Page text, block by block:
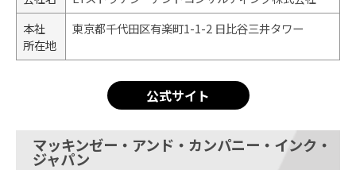
本社
所在地
東京都千代田区有楽町1-1-2 日比谷三井タワー
公式サイト
マッキンゼー・アンド・カンパニー・インク・
ジャパン